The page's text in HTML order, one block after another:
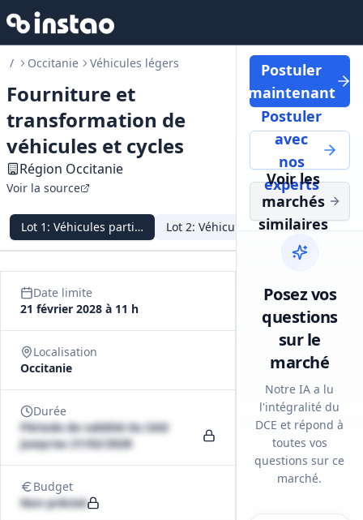
/ Occitanie Véhicules légers
Fourniture et
transformation de
véhicules et cycles
Région Occitanie
Voir la source
Lot 1 : Véhicules particuliers neufs
Lot2: Véhicules particuliersLot
Date limite
21 février 2028 à 11 h
Localisation
Occitanie
Durée
Période de validité du SAD
jusqu'au 21/02/2028
Budget
Non précisé
Postuler
maintenant
Postuler
avec
nos
experts
Voir les
marchés
similaires
Posez vos
questions
sur le
marché
Notre IA a lu
l'intégralité du
DCE et répond à
toutes vos
questions sur ce
marché.